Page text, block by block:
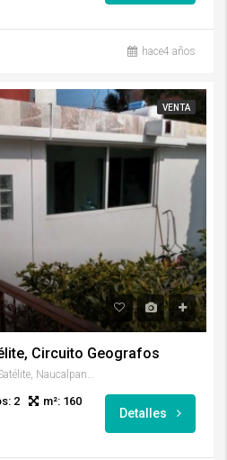
hace4 años
VENTA
Circuito Geografos
2
m²: 160
Detalles